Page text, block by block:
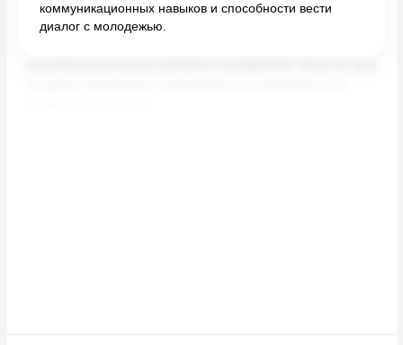
коммуникационных навыков и способности вести
диалог с молодежью.